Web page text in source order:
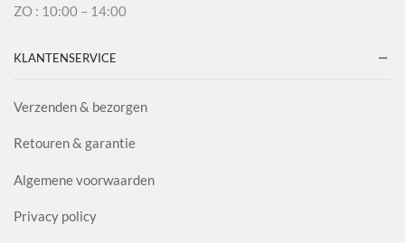
ZO : 10:00 – 14:00
KLANTENSERVICE
Verzenden & bezorgen
Retouren & garantie
Algemene voorwaarden
Privacy policy